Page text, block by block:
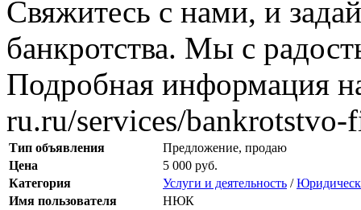
Свяжитесь с нами, и
банкротства. Мы с
Подробная информация
ru.ru/services/
Тип объявления
Предложение, продаю
Цена
5 000 руб.
Категория
Услуги и деятельность /
Имя пользователя
НЮК